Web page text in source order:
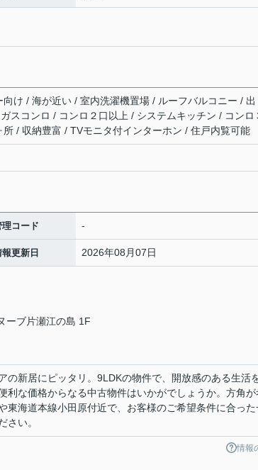
け / 海が近い / 室内洗濯機置場 / ルーフバルコニー / 出
スコンロ / コンロ２口以上 / システムキッチン / コンロ
/ 収納豊富 / TVモニタ付インターホン / 住戸内覧可能
理コード -
報更新日 2026年08月07日
ーブ片瀬江の島 1F
の新居にピッタリ。9LDKの物件で、開放感のある生活
利な価格からなる中古物件はいかがでしょうか。方角が
東海道本線小田原付近で、お客様のご希望条件に合った
さい。
情報